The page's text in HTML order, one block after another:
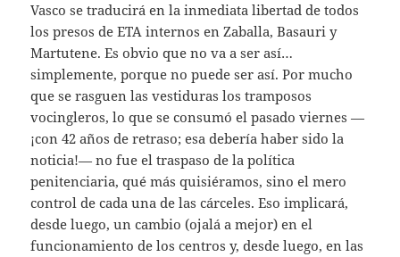
Vasco se traducirá en la inmediata libertad de todos
los presos de ETA internos en Zaballa, Basauri y
Martutene. Es obvio que no va a ser así…
simplemente, porque no puede ser así. Por mucho
que se rasguen las vestiduras los tramposos
vocingleros, lo que se consumó el pasado viernes —
¡con 42 años de retraso; esa debería haber sido la
noticia!— no fue el traspaso de la política
penitenciaria, qué más quisiéramos, sino el mero
control de cada una de las cárceles. Eso implicará,
desde luego, un cambio (ojalá a mejor) en el
funcionamiento de los centros y, desde luego, en las